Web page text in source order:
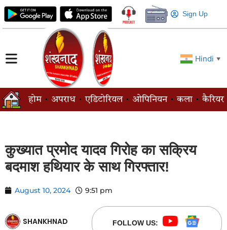
Sign Up
Hindi ▼
होम अपराध एडिटोरियल ओपिनियन कला कैरियर
कुख्यात प्रमोद यादव गिरोह का सक्रिय
बदमाश हथियार के साथ गिरफ्तार!
August 10, 2024 9:51 pm
SHANKHNAD FOLLOW US: